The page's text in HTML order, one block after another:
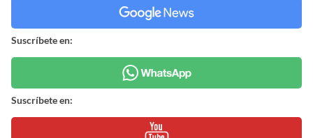
Suscríbete en:
Suscríbete en: